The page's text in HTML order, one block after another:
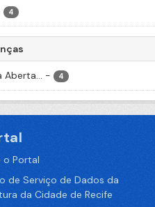
4
Aberta... - 4
o Portal
de Serviço de Dados da
da Cidade de Recife